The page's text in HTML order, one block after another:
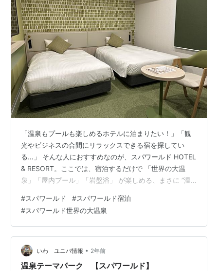
「温泉もプールも楽しめるホテルに泊まりたい！」「観
光やビジネスの合間にリラックスできる宿を探してい
る…」 そんな人におすすめなのが、スパワールド HOTEL
& RESORT。ここでは、宿泊するだけで 「世界の大温
泉」「屋内プール」「岩盤浴」 が楽しめる、まさに ”温
には 温泉＆プールが無料 というお得な特典も！大阪観光
の拠点としても便利で、一人旅・カップル・家族旅行の
どんなシーンにもぴったりなホテルです。 日帰りで利用
するよりも、安いときなら6000円程度で朝食付きでホテ
ルに泊まれます。 プール利用も無料ですので、宿泊して
しまったほうがお…
#スパワールド #スパワールド宿泊
#スパワールド世界の大温泉
いわ ユニバ情報 • 2年前
温泉テーマパーク 【スパワールド】